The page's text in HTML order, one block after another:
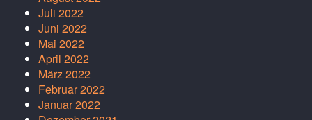
Juli 2022
Juni 2022
Mai 2022
April 2022
März 2022
Februar 2022
Januar 2022